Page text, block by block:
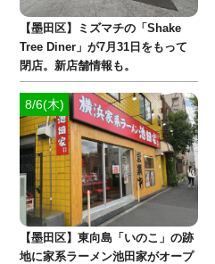
【墨田区】ミズマチの「Shake
Tree Diner」が7月31日をもって
閉店。新店舗情報も。
8/6(木)
【墨田区】東向島「いのこ」の跡
地に家系ラーメン池田家がオープ